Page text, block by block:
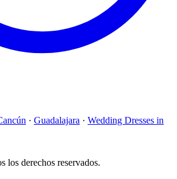
· Guadalajara · Wedding Dresses in
derechos reservados.